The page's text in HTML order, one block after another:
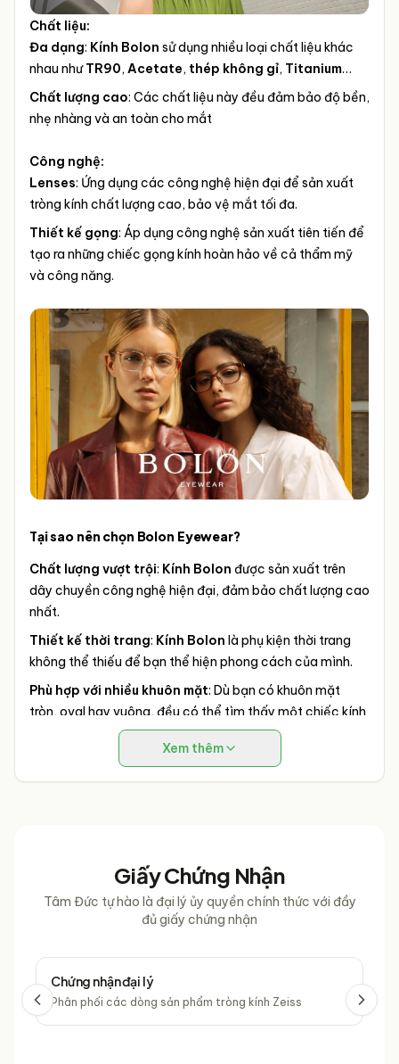
Chất liệu:
Đa dạng: Kính Bolon sử dụng nhiều loại chất liệu khác
nhau nhưTR90, Acetate, thép không gỉ, Titanium…
Chất lượng cao: Các chất liệu này đều đảm bảo độ bền,
nhẹ nhàng và an toàn cho mắt
Công nghệ:
Lenses: Ứng dụng các công nghệ hiện đại để sản xuất
tròng kính chất lượng cao, bảo vệ mắt tối đa.
Thiết kế gọng: Áp dụng công nghệ sản xuất tiên tiến để
tạo ra những chiếc gọng kính hoàn hảo về cả thẩm mỹ
và công năng.
Tại sao nên chọn Bolon Eyewear?
Chất lượng vượt trội: Kính Bolon được sản xuất trên
dây chuyền công nghệ hiện đại, đảm bảo chất lượng cao
nhất.
Thiết kế thời trang: Kính Bolon là phụ kiện thời trang
không thể thiếu để bạn thể hiện phong cách của mình.
Phù hợp với nhiều khuôn mặt: Dù bạn có khuôn mặt
tròn, oval hay vuông, đều có thể tìm thấy một chiếc kính
Thương hiệu uy tín
là thương hiệu kính mắt được
nhiều người tin dùng và lựa chọn.
Xem thêm
Giấy Chứng Nhận
Tâm Đức tự hào là đại lý ủy quyền chính thức với đầy
đủ giấy chứng nhận
Chứng nhận đại lý
Phân phối các dòng sản phẩm tròng kính Zeiss